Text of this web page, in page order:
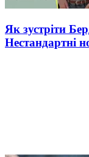
Як зустріти
Нестандартні